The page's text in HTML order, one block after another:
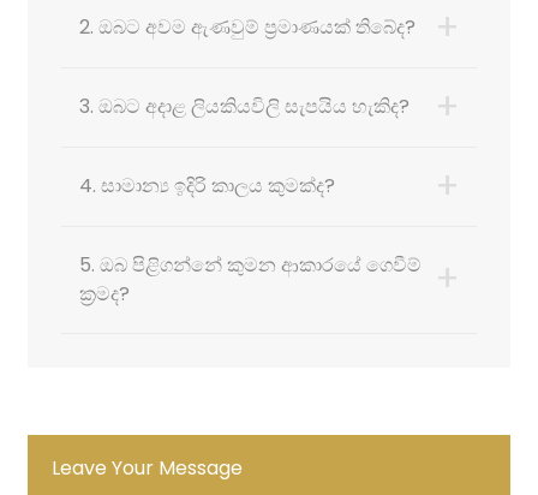
2. ඔබට අවම ඇණවුම් ප්‍රමාණයක් තිබේද? +
3. ඔබට අදාළ ලියකියවිලි සැපයිය හැකිද? +
4. සාමාන්‍ය ඉදිරි කාලය කුමක්ද? +
5. ඔබ පිළිගන්නේ කුමන ආකාරයේ ගෙවීම්
ක්‍රමද?
+
Leave Your Message